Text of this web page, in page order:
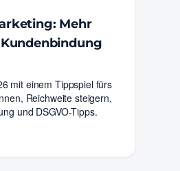
Mehr
mit einem Tippspiel fürs
Reichweite steigern,
und DSGVO-Tipps.